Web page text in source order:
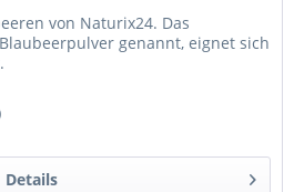
von Naturix24. Das
genannt, eignet sich
Details